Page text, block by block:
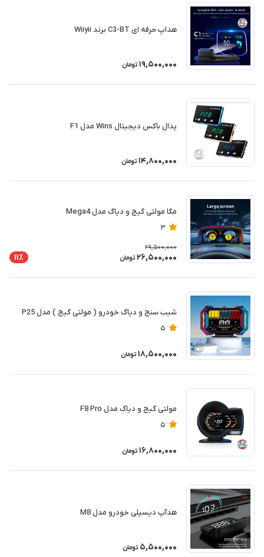
هداپ حرفه ای C3-BT برند Wiiyii
19,500,000 تومان
پدال باکس دیجیتال Wins مدل F1
14,800,000 تومان
مگا مولتی گیج و دیاگ مدل Mega4
3
29,500,000
26,500,000 تومان 11٪
شیب سنج و دیاگ خودرو ( مولتی گیج ) مدل P25
5
18,500,000 تومان
مولتی گیج و دیاگ مدل F8 Pro
5
16,800,000 تومان
هدآپ دیسپلی خودرو مدل M8
5,500,000 تومان